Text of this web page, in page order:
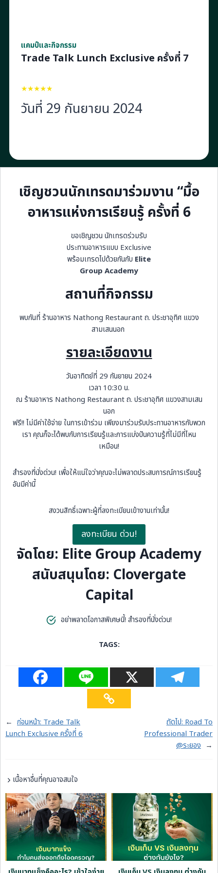
แคมป์และกิจกรรม
Trade Talk Lunch Exclusive ครั้งที่ 7
★★★★★
วันที่ 29 กันยายน 2024
เชิญชวนนักเทรดมาร่วมงาน “มื้อ
อาหารแห่งการเรียนรู้ ครั้งที่ 6
ขอเชิญชวน นักเทรดร่วมรับ
ประทานอาหารแบบ Exclusive
พร้อมเทรดไปด้วยกันกับ Elite
Group Academy
สถานที่กิจกรรม
พบกันที่ ร้านอาหาร Nathong Restaurant ถ. ประชาอุทิศ แขวง
สามเสนนอก
รายละเอียดงาน
วันอาทิตย์ที่ 29 กันยายน 2024
เวลา 10:30 น.
ณ ร้านอาหาร Nathong Restaurant ถ. ประชาอุทิศ แขวงสามเสน
นอก
ฟรี!! ไม่มีค่าใช้จ่าย ในการเข้าร่วม เพียงมาร่วมรับประทานอาหารกับพวก
เรา คุณก็จะได้พบกับการเรียนรู้และการแบ่งปันความรู้ที่ไม่มีที่ไหน
เหมือน!
สำรองที่นั่งด่วน! เพื่อให้แน่ใจว่าคุณจะไม่พลาดประสบการณ์การเรียนรู้
อันมีค่านี้
สงวนสิทธิ์เฉพาะผู้ที่ลงทะเบียนเข้างานเท่านั้น!
ลงทะเบียน ด่วน!
จัดโดย: Elite Group Academy
สนับสนุนโดย: Clovergate
Capital
อย่าพลาดโอกาสพิเศษนี้! สำรองที่นั่งด่วน!
TAGS:
← ก่อนหน้า:Trade Talk
Lunch Exclusive ครั้งที่ 6
ถัดไป:Road To
Professional Trader
@ระยอง →
เนื้อหาอื่นที่คุณอาจสนใจ